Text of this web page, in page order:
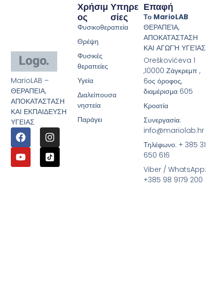
MarioLAB –
ΘΕΡΑΠΕΙΑ,
ΑΠΟΚΑΤΑΣΤΑΣΗ
ΚΑΙ ΕΚΠΑΙΔΕΥΣΗ
ΥΓΕΙΑΣ
Υπηρε
Σίες
Χρήσιμ
Ος
Φυσικοθεραπεία
Θρέψη
Φυσικές
θεραπείες
Υγεία
Διαλείπουσα
νηστεία
Παράγει
Επαφή
Το MarioLAB
ΘΕΡΑΠΕΊΑ,
ΑΠΟΚΑΤΆΣΤΑΣΗ
ΚΑΙ ΑΓΩΓΉ ΥΓΕΊΑΣ
Oreškovićeva 1
,10000 Ζάγκρεμπ ,
6ος όροφος,
διαμέρισμα 605
Κροατία
Συνεργασία:
info@mariolab.hr
Τηλέφωνο: + 385 31
650 616
Viber / WhatsApp:
+385 98 9179 200